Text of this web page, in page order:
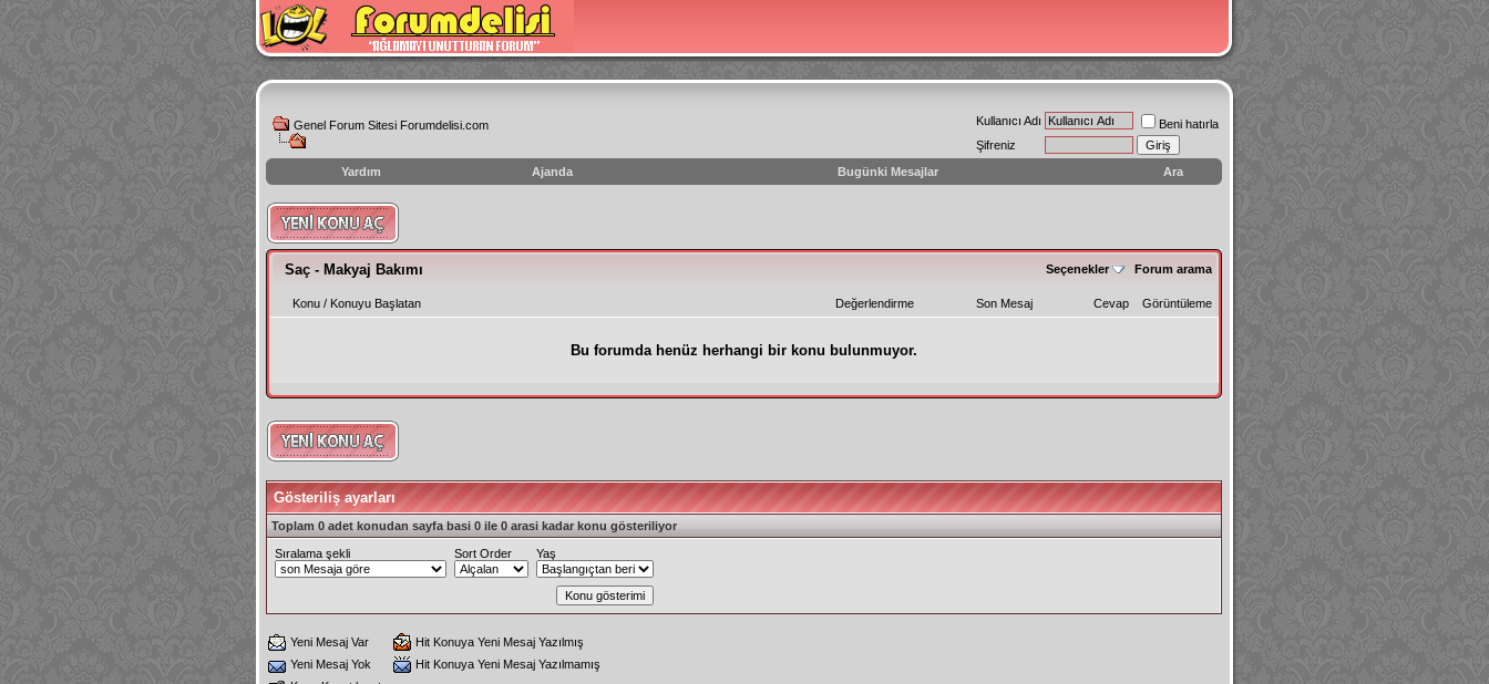
Genel Forum Sitesi Forumdelisi.com Kullanıcı Adı
Beni hatırla
Şifreniz
Yardım
Ajanda Bugünki Mesajlar Ara
instagram
izlenme
hilesi
Saç - Makyaj Bakımı
Seçenekler Forum arama
Değerlendirme
Konu / Konuyu Başlatan Son Mesaj Cevap Görüntüleme
Bu forumda henüz herhangi bir konu bulunmuyor.
Gösteriliş ayarları
Toplam 0 adet konudan sayfa basi 0 ile 0 arasi kadar konu gösteriliyor
Sıralama şekli Sort Order Yaş
Yeni Mesaj Var
Hit Konuya Yeni Mesaj Yazılmış
Yeni Mesaj Yok
Hit Konuya Yeni Mesaj Yazılmamış